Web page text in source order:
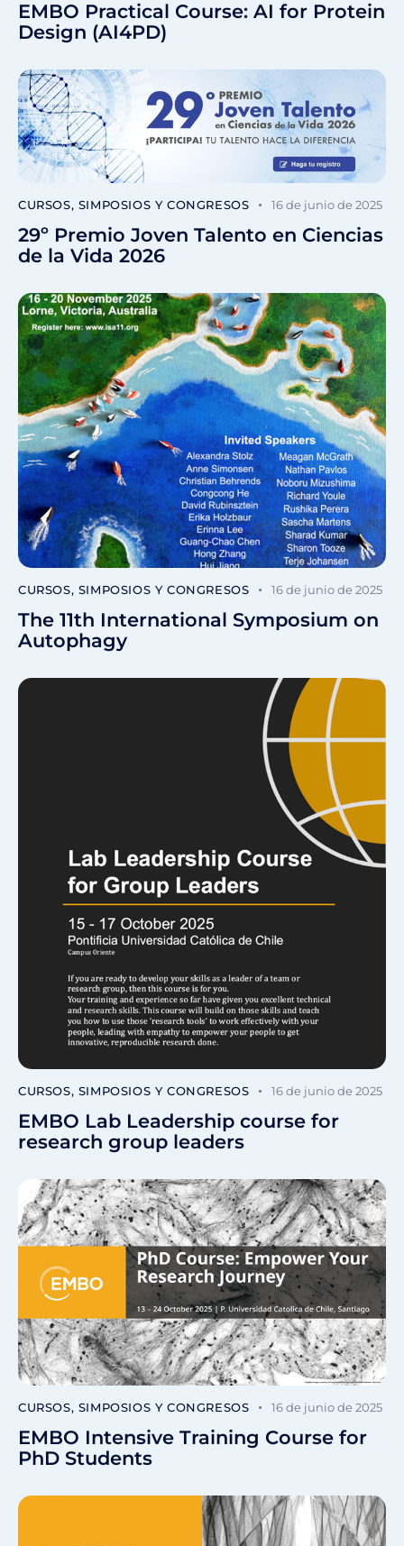
EMBO Practical Course: AI for Protein
Design (AI4PD)
CURSOS, SIMPOSIOS Y CONGRESOS 16 de junio de 2025
29º Premio Joven Talento en Ciencias
de la Vida 2026
CURSOS, SIMPOSIOS Y CONGRESOS 16 de junio de 2025
The 11th International Symposium on
Autophagy
CURSOS, SIMPOSIOS Y CONGRESOS 16 de junio de 2025
EMBO Lab Leadership course for
research group leaders
CURSOS, SIMPOSIOS Y CONGRESOS 16 de junio de 2025
EMBO Intensive Training Course for
PhD Students